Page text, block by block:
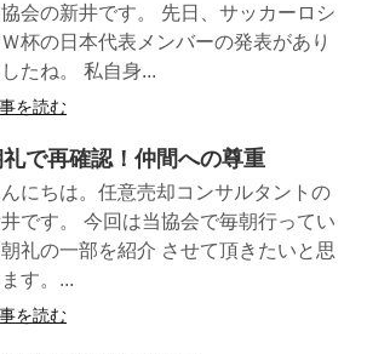
会の新井です。 先日、サッカーロシ
杯の日本代表メンバーの発表があり
したね。 私自身...
を読む
で再確認！仲間への尊重
んにちは。任意売却コンサルタントの
です。 今回は当協会で毎朝行ってい
朝礼の一部を紹介 させて頂きたいと思
す。...
を読む